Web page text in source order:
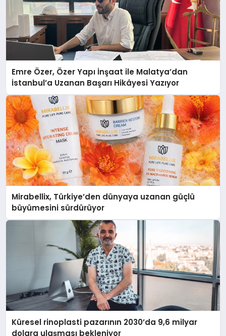
Emre Özer, Özer Yapı İnşaat ile Malatya’dan
İstanbul’a Uzanan Başarı Hikâyesi Yazıyor
Mirabellix, Türkiye’den dünyaya uzanan güçlü
büyümesini sürdürüyor
Küresel rinoplasti pazarının 2030’da 9,6 milyar
dolara ulaşması bekleniyor